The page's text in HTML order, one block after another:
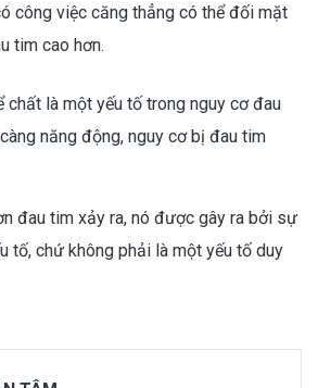
công việc căng thẳng có thể đối mặt
tim cao hơn.
chất là một yếu tố trong nguy cơ đau
năng động, nguy cơ bị đau tim
đau tim xảy ra, nó được gây ra bởi sự
tố, chứ không phải là một yếu tố duy